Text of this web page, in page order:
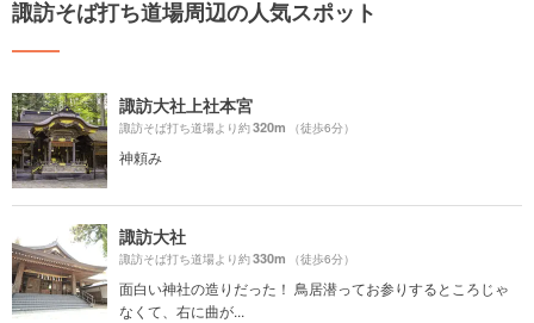
諏訪そば打ち道場周辺の人気スポット
諏訪大社上社本宮
諏訪そば打ち道場より約320m （徒歩6分）
神頼み
諏訪大社
諏訪そば打ち道場より約330m （徒歩6分）
面白い神社の造りだった！ 鳥居潜ってお参りするところじゃ
なくて、右に曲が...